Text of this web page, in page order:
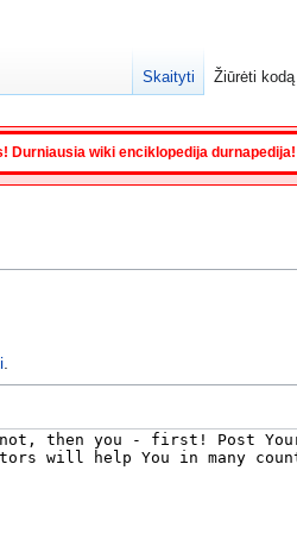
Durniausia wiki enciklopedija durnapedija!
Skaityti Žiūrėti kodą